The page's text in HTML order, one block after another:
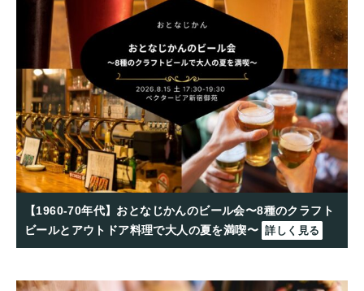
【1960-70年代】おとなじかんのビール会〜8種のクラフト
ビールとアウトドア料理で大人の夏を満喫〜 詳しく見る